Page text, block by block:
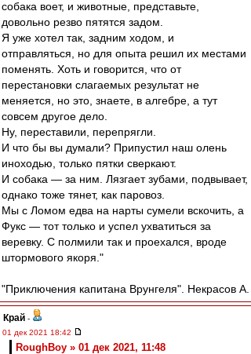
собака воет, и животные, представьте,
довольно резво пятятся задом.
Я уже хотел так, задним ходом, и
отправляться, но для опыта решил их местами
поменять. Хоть и говорится, что от
перестановки слагаемых результат не
меняется, но это, знаете, в алгебре, а тут
совсем другое дело.
Ну, переставили, перепрягли.
И что бы вы думали? Припустил наш олень
иноходью, только пятки сверкают.
И собака — за ним. Лязгает зубами, подвывает,
однако тоже тянет, как паровоз.
Мы с Ломом едва на нарты сумели вскочить, а
Фукс — тот только и успел ухватиться за
веревку. С полмили так и проехался, вроде
штормового якоря."
"Приключения капитана Врунгеля". Некрасов А.
Край -
01 дек 2021 18:42
RoughBoy » 01 дек 2021, 11:48